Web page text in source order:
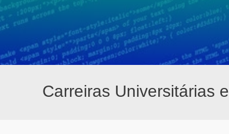
Carreiras Universitárias